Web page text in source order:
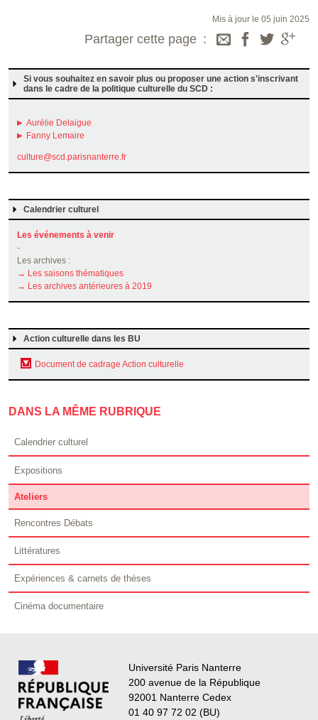
Mis à jour le 05 juin 2025
Partager cette page
Si vous souhaitez en savoir plus ou proposer une action s'inscrivant
dans le cadre de la politique culturelle du SCD :
Aurélie Delaigue
Fanny Lemaire
culture@scd.parisnanterre.fr
Calendrier culturel
Les événements à venir
-
Les archives :
→ Les saisons thématiques
→ Les archives antérieures à 2019
Action culturelle dans les BU
Document de cadrage Action culturelle
DANS LA MÊME RUBRIQUE
Calendrier culturel
Expositions
Ateliers
Rencontres Débats
Littératures
Expériences & carnets de thèses
Cinéma documentaire
Université Paris Nanterre
200 avenue de la République
92001 Nanterre Cedex
01 40 97 72 02 (BU)